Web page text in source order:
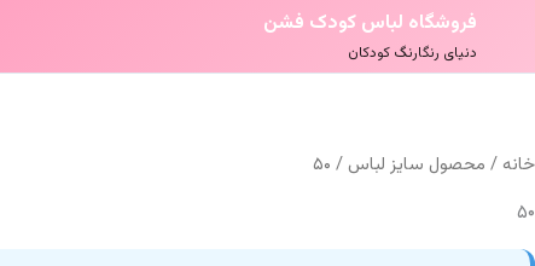
فروشگاه لباس کودک فشن
دنیای رنگارنگ کودکان
خانه / محصول سایز لباس / ۵۰
۵۰